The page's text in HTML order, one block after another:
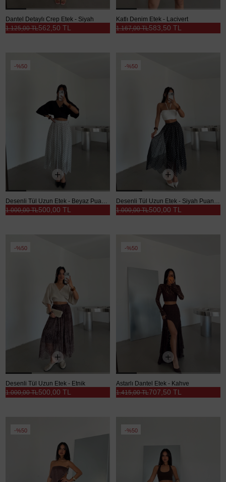
Dantel Detaylı Crep Etek - Siyah
562,50 TL
1.125,00 TL
Katlı Denim Etek - Lacivert
583,50 TL
1.167,00 TL
%50
Desenli Tül Uzun Etek - Beyaz Puantiye
500,00 TL
1.000,00 TL
%50
Desenli Tül Uzun Etek - Siyah Puantiye
500,00 TL
1.000,00 TL
%50
Desenli Tül Uzun Etek - Etnik
500,00 TL
1.000,00 TL
%50
Astarlı Dantel Etek - Kahve
707,50 TL
1.415,00 TL
%50 %50